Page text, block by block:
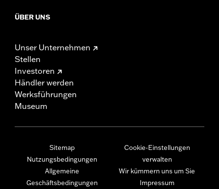
ÜBER UNS
Unser Unternehmen
Stellen
Investoren
Händler werden
Werksführungen
Museum
Sitemap
Nutzungsbedingungen
Allgemeine
Geschäftsbedingungen
Cookie-Einstellungen
verwalten
Wir kümmern uns um Sie
Impressum